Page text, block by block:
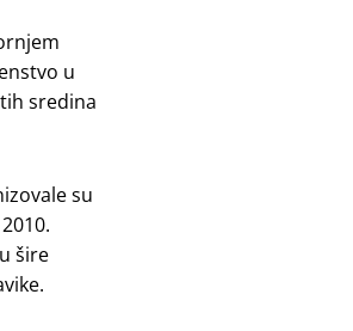
u
sredina
su
šire